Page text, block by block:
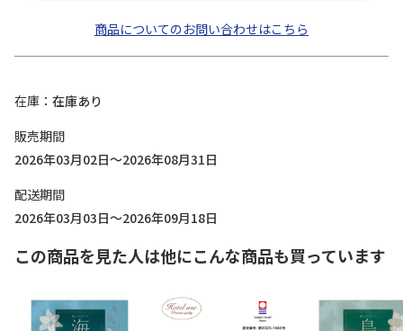
商品についてのお問い合わせはこちら
在庫
在庫あり
販売期間
2026年03月02日～2026年08月31日
配送期間
2026年03月03日～2026年09月18日
この商品を見た人は他にこんな商品も買っています